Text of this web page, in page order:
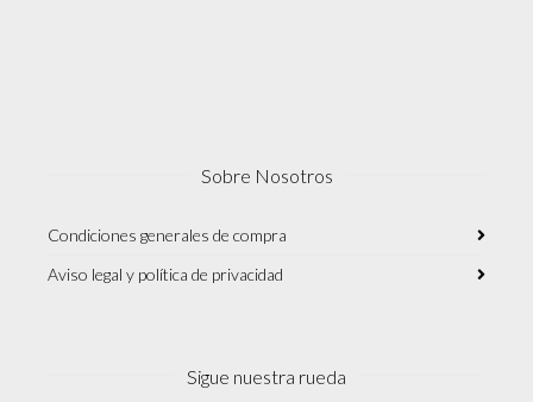
Sobre Nosotros
Condiciones generales de compra
Aviso legal y política de privacidad
Sigue nuestra rueda